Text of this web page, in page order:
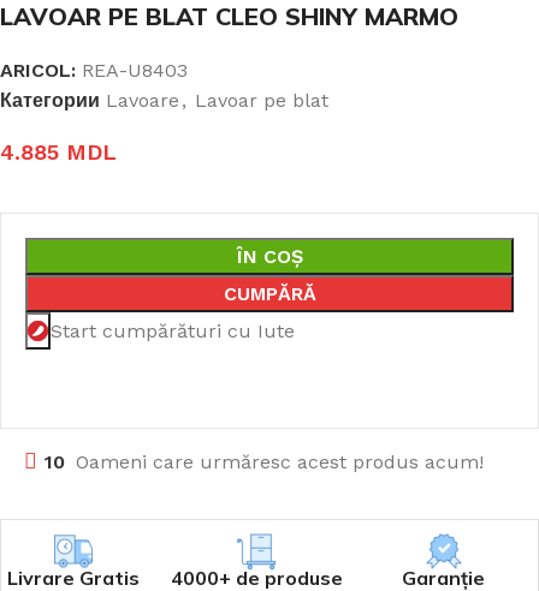
LAVOAR PE BLAT CLEO SHINY MARMO
ARICOL: REA-U8403
Категории Lavoare , Lavoar pe blat
4.885 MDL
ÎN COȘ
CUMPĂRĂ
Start cumpărături cu Iute
10 Oameni care urmăresc acest produs acum!
Livrare Gratis 4000+ de produse Garanție